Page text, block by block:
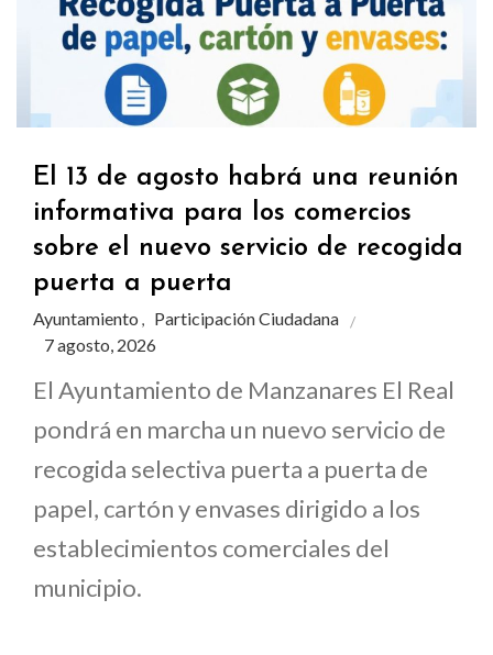
El 13 de agosto habrá una reunión
informativa para los comercios
sobre el nuevo servicio de recogida
puerta a puerta
Ayuntamiento , Participación Ciudadana
7 agosto, 2026
El Ayuntamiento de Manzanares El Real
pondrá en marcha un nuevo servicio de
recogida selectiva puerta a puerta de
papel, cartón y envases dirigido a los
establecimientos comerciales del
municipio.